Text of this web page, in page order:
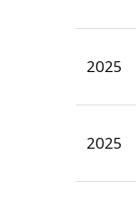
2025
2025